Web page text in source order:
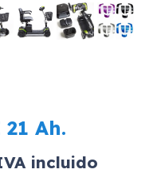
21 Ah.
incluido